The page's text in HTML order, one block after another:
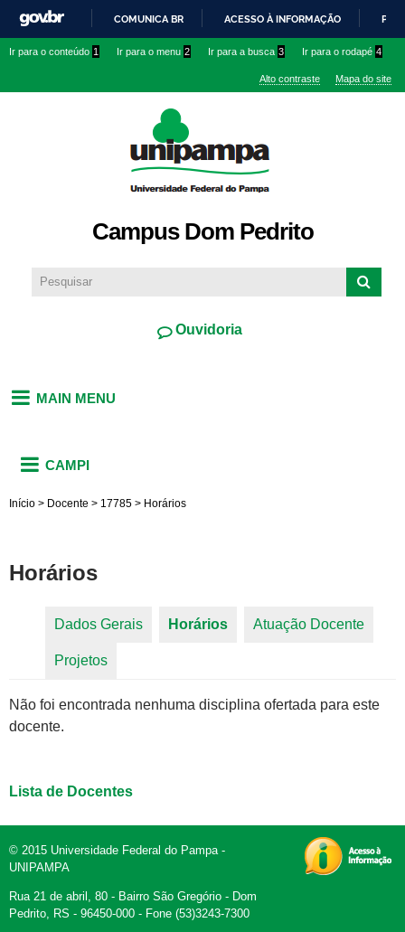
conteúdo
IR
O
COMUNICA BR ACESSO À INFORMAÇÃO
Ir para o conteúdo 1 Ir para o menu 2 Ir para a busca 3 Ir para o rodapé 4
Alto contraste Mapa do site
Campus Dom Pedrito
Ouvidoria
MAIN MENU
CAMPI
Início > Docente > 17785 > Horários
Horários
Dados Gerais Horários (aba ativa)
Atuação Docente
Projetos
Não foi encontrada nenhuma disciplina ofertada para este
docente.
Lista de Docentes
© 2015 Universidade Federal do Pampa -
UNIPAMPA
Rua 21 de abril, 80 - Bairro São Gregório - Dom
Pedrito, RS - 96450-000 - Fone (53)3243-7300